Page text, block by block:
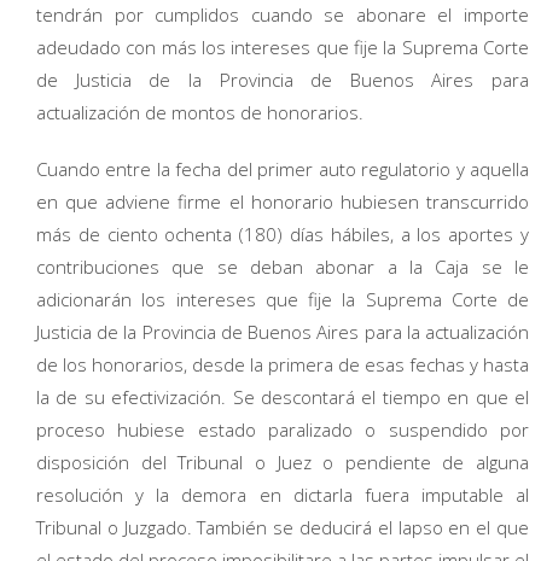
tendrán por cumplidos cuando se abonare el importe
adeudado con más los intereses que fije la Suprema Corte
de Justicia de la Provincia de Buenos Aires para
actualización de montos de honorarios.
Cuando entre la fecha del primer auto regulatorio y aquella
en que adviene firme el honorario hubiesen transcurrido
más de ciento ochenta (180) días hábiles, a los aportes y
contribuciones que se deban abonar a la Caja se le
adicionarán los intereses que fije la Suprema Corte de
Justicia de la Provincia de Buenos Aires para la actualización
de los honorarios, desde la primera de esas fechas y hasta
la de su efectivización. Se descontará el tiempo en que el
proceso hubiese estado paralizado o suspendido por
disposición del Tribunal o Juez o pendiente de alguna
resolución y la demora en dictarla fuera imputable al
Tribunal o Juzgado. También se deducirá el lapso en el que